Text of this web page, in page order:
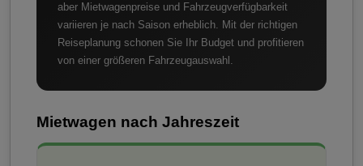
aber Mietwagenpreise und Fahrzeugverfügbarkeit
variieren je nach Saison erheblich. Mit der richtigen
Reiseplanung schonen Sie Ihr Budget und profitieren
von einer größeren Fahrzeugauswahl.
Mietwagen nach Jahreszeit